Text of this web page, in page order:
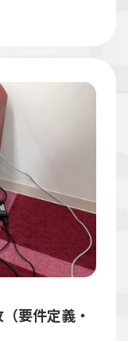
要件定義・